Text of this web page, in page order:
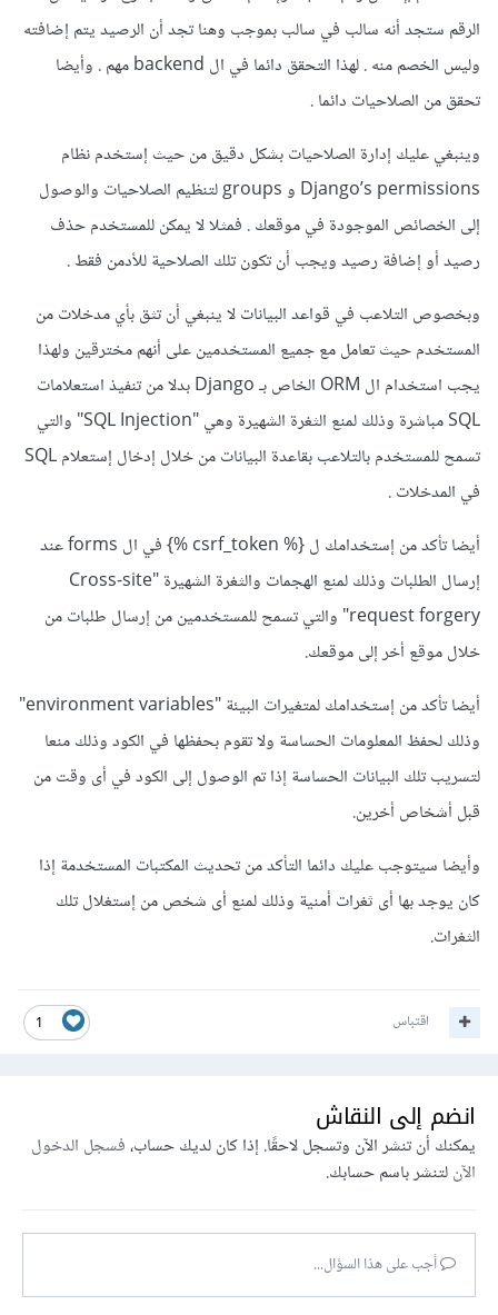
الرقم ستجد أنه سالب في سالب بموجب وهنا تجد أن الرصيد يتم إضافته
وليس الخصم منه . لهذا التحقق دائما في ال backend مهم . وأيضا
تحقق من الصلاحيات دائما .
وينبغي عليك إدارة الصلاحيات بشكل دقيق من حيث إستخدم نظام
Django’s permissions و groups لتنظيم الصلاحيات والوصول
إلى الخصائص الموجودة في موقعك . فمثلا لا يمكن للمستخدم حذف
رصيد أو إضافة رصيد ويجب أن تكون تلك الصلاحية للأدمن فقط .
وبخصوص التلاعب في قواعد البيانات لا ينبغي أن تثق بأي مدخلات من
المستخدم حيث تعامل مع جميع المستخدمين على أنهم مخترقين ولهذا
يجب استخدام ال ORM الخاص بـ Django بدلا من تنفيذ استعلامات
SQL مباشرة وذلك لمنع الثغرة الشهيرة وهي "SQL Injection" والتي
تسمح للمستخدم بالتلاعب بقاعدة البيانات من خلال إدخال إستعلام SQL
في المدخلات .
أيضا تأكد من إستخدامك ل {% csrf_token %} في ال forms عند
إرسال الطلبات وذلك لمنع الهجمات والثغرة الشهيرة "Cross-site
request forgery" والتي تسمح للمستخدمين من إرسال طلبات من
خلال موقع أخر إلى موقعك.
أيضا تأكد من إستخدامك لمتغيرات البيئة "environment variables"
وذلك لحفظ المعلومات الحساسة ولا تقوم بحفظها في الكود وذلك منعا
لتسريب تلك البيانات الحساسة إذا تم الوصول إلى الكود في أى وقت من
قبل أشخاص أخرين.
وأيضا سيتوجب عليك دائما التأكد من تحديث المكتبات المستخدمة إذا
كان يوجد بها أى ثغرات أمنية وذلك لمنع أى شخص من إستغلال تلك
الثغرات.
1 اقتباس
انضم إلى النقاش
يمكنك أن تنشر الآن وتسجل لاحقًا. إذا كان لديك حساب،فسجل الدخول
الآنلتنشر باسم حسابك.
أجب على هذا السؤال...